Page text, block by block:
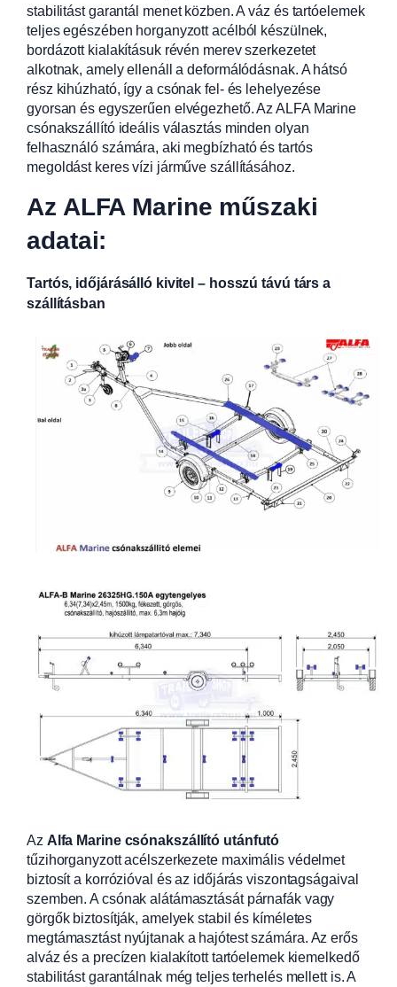
stabilitást garantál menet közben. A váz és tartóelemek
teljes egészében horganyzott acélból készülnek,
bordázott kialakításuk révén merev szerkezetet
alkotnak, amely ellenáll a deformálódásnak. A hátsó
rész kihúzható, így a csónak fel- és lehelyezése
gyorsan és egyszerűen elvégezhető. Az ALFA Marine
csónakszállító ideális választás minden olyan
felhasználó számára, aki megbízható és tartós
megoldást keres vízi járműve szállításához.
Az ALFA Marine műszaki
adatai:
Tartós, időjárásálló kivitel – hosszú távú társ a
szállításban
Az Alfa Marine csónakszállító utánfutó
tűzihorganyzott acélszerkezete maximális védelmet
biztosít a korrózióval és az időjárás viszontagságaival
szemben. A csónak alátámasztását párnafák vagy
görgők biztosítják, amelyek stabil és kíméletes
megtámasztást nyújtanak a hajótest számára. Az erős
alváz és a precízen kialakított tartóelemek kiemelkedő
stabilitást garantálnak még teljes terhelés mellett is. A